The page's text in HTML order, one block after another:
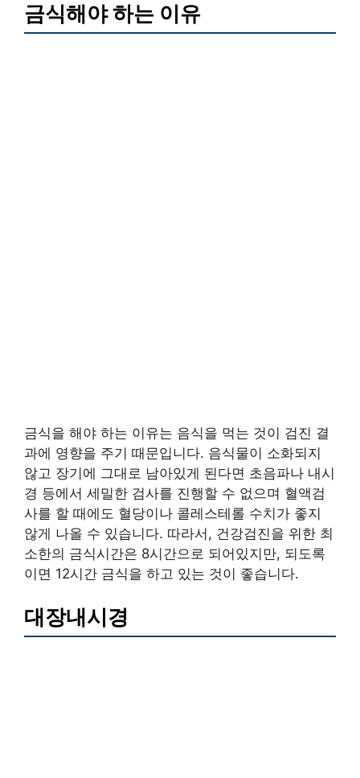
금식해야 하는 이유
금식을 해야 하는 이유는 음식을 먹는 것이 검진 결
과에 영향을 주기 때문입니다. 음식물이 소화되지
않고 장기에 그대로 남아있게 된다면 초음파나 내시
경 등에서 세밀한 검사를 진행할 수 없으며 혈액검
사를 할 때에도 혈당이나 콜레스테롤 수치가 좋지
않게 나올 수 있습니다. 따라서, 건강검진을 위한 최
소한의 금식시간은 8시간으로 되어있지만, 되도록
이면 12시간 금식을 하고 있는 것이 좋습니다.
대장내시경